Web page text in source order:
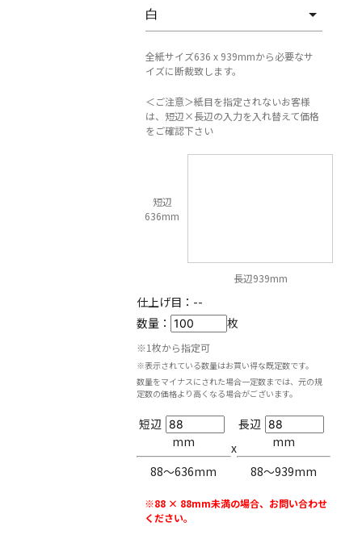
全紙サイズ636 x 939mmから必要なサ
イズに断裁致します。
＜ご注意＞紙目を指定されないお客様
は、短辺×長辺の入力を入れ替えて価格
をご確認下さい
短辺
636mm
長辺939mm
仕上げ目： --
数量：
枚
※1枚から指定可
※表示されている数量はお買い得な既定数です。
数量をマイナスにされた場合一定数までは、元の規
定数の価格より高くなる場合がございます。
短辺
mm
88〜636mm
x
長辺
mm
88〜939mm
※88 × 88mm未満の場合、お問い合わせ
ください。